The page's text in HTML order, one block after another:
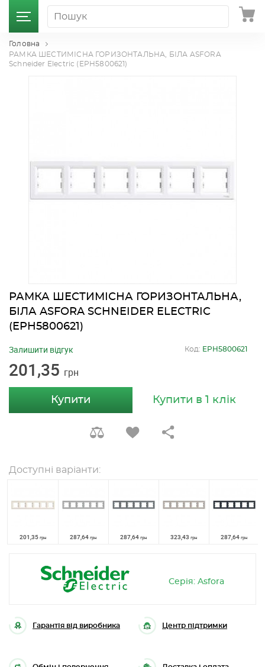
Головна
РАМКА ШЕСТИМІСНА ГОРИЗОНТАЛЬНА, БІЛА ASFORA
Schneider Electric (EPH5800621)
РАМКА ШЕСТИМІСНА ГОРИЗОНТАЛЬНА,
БІЛА ASFORA SCHNEIDER ELECTRIC
(EPH5800621)
201,35 грн
Залишити відгук Код: EPH5800621
Купити Купити в 1 клік
Доступні варіанти:
201,35 грн 287,64 грн 287,64 грн 323,43 грн 287,64 грн
Серія: Asfora
Гарантія від виробника Центр підтримки